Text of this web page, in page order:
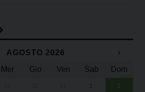
AGOSTO 2026
›
Mer Gio Ven Sab Dom
1 2